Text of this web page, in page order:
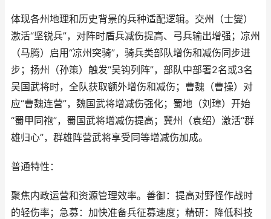
体现各州地理和历史背景的兵种适配逻辑。交州（士燮）
激活“坚锐兵”，对阵时盾兵减伤提高、弓兵输出增强；凉州
（马腾）启用“凉州突骑”，骑兵类部队增伤和减伤同步进
步；扬州（孙策）触发“吴钩列阵”，部队中部署2名或3名
吴国武将时，全队获取额外增伤和减伤；曹魏（曹操）对
应“曹魏连营”，魏国武将增减伤强化；蜀地（刘璋）开始
“蜀甲同袍”，蜀国武将增减伤提高；冀州（袁绍）激活“群
雄归心”，群雄阵营武将享受同等增减伤加成。
普通特性：
聚焦内政运营和资源管理效率。善御：提高对野怪作战时
的轻伤率；急募：加快准备兵征募速度；精研：降低科技